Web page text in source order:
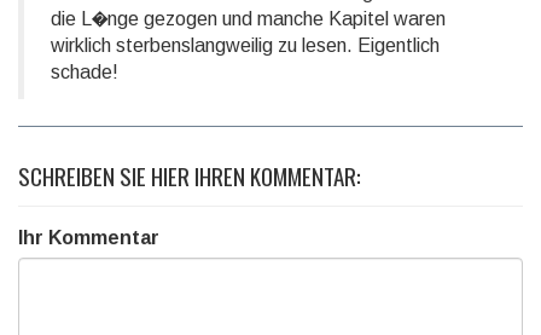
die L�nge gezogen und manche Kapitel waren
wirklich sterbenslangweilig zu lesen. Eigentlich
schade!
SCHREIBEN SIE HIER IHREN KOMMENTAR:
Ihr Kommentar